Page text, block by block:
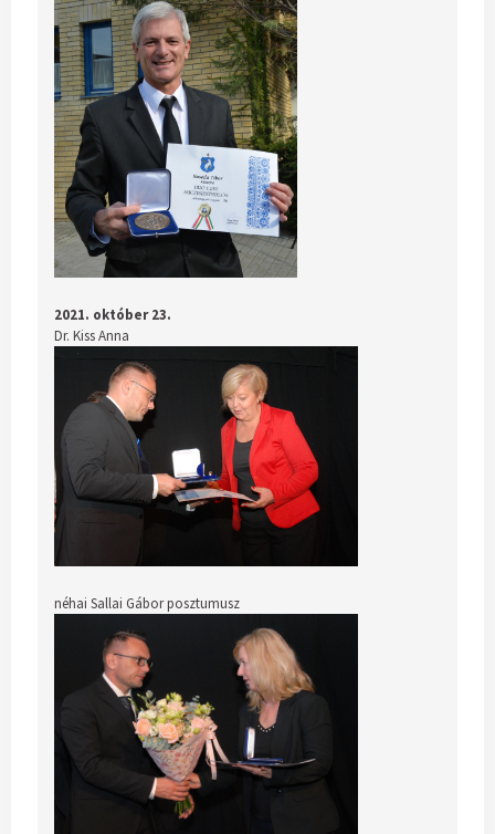
2021. október 23.
Dr. Kiss Anna
néhai Sallai Gábor posztumusz